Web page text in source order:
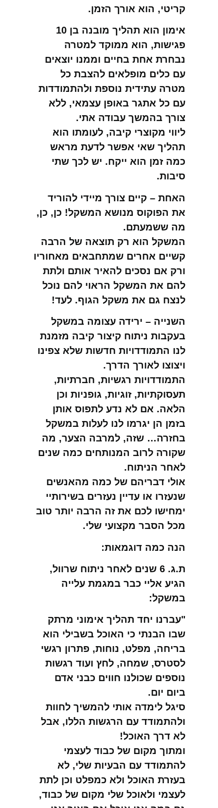
קריטי, הוא אורך הזמן.
אימון הוא תהליך מובנה בן 10
פגישות, הוא ממוקד למטרה
נבחרת אחת בחיים וממנו יוצאים
עם כלים מופלאים להצבת כל
מטרה עתידית נוספת ולהתמודדות
עם כל אתגר באופן עצמאי, ללא
צורך בהמשך עבודה אתי.
ליווי מקוצרי קיבה, לעומתו הוא
תהליך שאי אפשר לדעת מראש
כמה זמן הוא ייקח. יש לכך שתי
סיבות.
האחת – קיים צורך מיידי להוריד
את הפוקוס מנושא המשקל! כן, כן,
מה ששמעתם.
המשקל הוא רק תוצאה של הרבה
קשיים אחרים שמתחבאים מאחוריו
ורק אם נסכים להאיר אותם ולתת
להם את המשקל הראוי להם נוכל
לנצח גם את משקל הגוף. לעד!
השנייה – ירידה עצומה במשקל
בעקבות ניתוח קיצור קיבה מזמנת
לנו התמודדויות חדשות שלא צפינו
ויצוצו לאורך הדרך.
התמודדויות רגשיות, חברתיות,
תעסוקתיות, זוגיות, גופניות וכן
הלאה. אם לא נדע לתפוס אותן
בזמן הן יגרמו לנו לעלות במשקל
בחזרה… שזה, למרבה הצער, מה
שקורה לרוב המנותחים כמה שנים
לאחר הניתוח.
אולי דבריהם של כמה מהאנשים
שנעזרו או עדיין נעזרים בשירותיי
ימחישו לכם את זה הרבה יותר טוב
מכל הסבר מקצועי שלי.
הנה כמה דוגמאות:
ת.ג. 6 שנים לאחר ניתוח שרוול,
הגיע אליי כבר במגמת עלייה
במשקל:
"עברנו יחד תהליך אימוני מרתק
שבו הבנתי כי האוכל בשבילי הוא
בריחה, מפלט, נוחות, פתרון רגשי
לסטרס, שמחה, לחץ ועוד רגשות
נוספים שכולנו חווים כבני אדם
ביום יום.
סיגל לימדה אותי להמשיך לחוות
ולהתמודד עם הרגשות הללו, אבל
לא דרך האוכל!
ומתוך מקום של כבוד לעצמי
להתמודד עם הבעיות שלי, לא
בעזרת האוכל ולא כמפלט וכן לתת
לעצמי ולאוכל שלי מקום של כבוד,